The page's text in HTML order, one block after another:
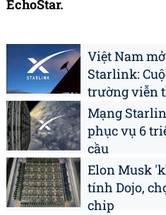
EchoStar.
Việt Nam
Starlink:
trường viễn
Mạng
phục vụ 6
cầu
Elon Musk
tính Dojo,
chip